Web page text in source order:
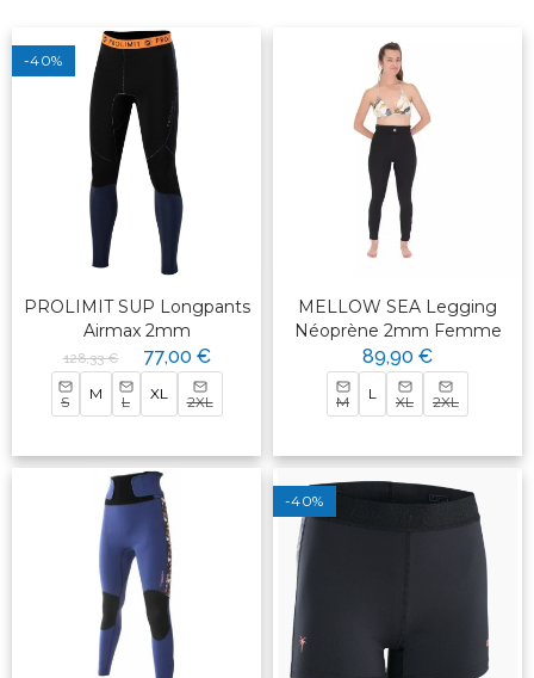
-40%
PROLIMIT SUP Longpants
Airmax 2mm
128,33 € 77,00 €
S M L XL 2XL
MELLOW SEA Legging
Néoprène 2mm Femme
89,90 €
M L XL 2XL
-40%